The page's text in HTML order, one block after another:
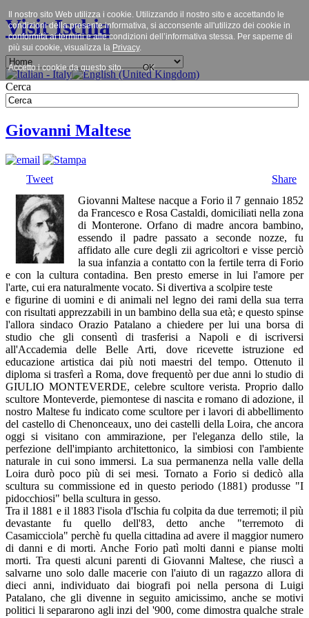
Visit Ischia
Cerca
Giovanni Maltese
Tweet
Share
Giovanni Maltese nacque a Forio il 7 gennaio 1852
da Francesco e Rosa Castaldi, domiciliati nella zona
di Monterone. Orfano di madre ancora bambino,
essendo il padre passato a seconde nozze, fu
affidato alle cure degli zii agricoltori e visse perciò
la sua infanzia a contatto con la fertile terra di Forio
e con la cultura contadina. Ben presto emerse in lui l'amore per
l'arte, cui era naturalmente vocato. Si divertiva a scolpire teste
e figurine di uomini e di animali nel legno dei rami della sua terra
con risultati apprezzabili in un bambino della sua età; e questo spinse
l'allora sindaco Orazio Patalano a chiedere per lui una borsa di
studio che gli consentì di trasferisi a Napoli e di iscriversi
all'Accademia delle Belle Arti, dove ricevette istruzione ed
educazione artistica dai più noti maestri del tempo. Ottenuto il
diploma si trasferì a Roma, dove frequentò per due anni lo studio di
GIULIO MONTEVERDE, celebre scultore verista. Proprio dallo
scultore Monteverde, piemontese di nascita e romano di adozione, il
nostro Maltese fu indicato come scultore per i lavori di abbellimento
del castello di Chenonceaux, uno dei castelli della Loira, che ancora
oggi si visitano con ammirazione, per l'eleganza dello stile, la
perfezione dell'impianto architettonico, la simbiosi con l'ambiente
naturale in cui sono immersi. La sua permanenza nella valle della
Loira durò poco più di sei mesi. Tornato a Forio si dedicò alla
scultura su commissione ed in questo periodo (1881) produsse "I
pidocchiosi" bella scultura in gesso.
Tra il 1881 e il 1883 l'isola d'Ischia fu colpita da due terremoti; il più
devastante fu quello dell'83, detto anche "terremoto di
Casamicciola" perchè fu quella cittadina ad avere il maggior numero
di danni e di morti. Anche Forio patì molti danni e pianse molti
morti. Tra questi alcuni parenti di Giovanni Maltese, che riuscì a
salvarne uno solo dalle macerie con l'aiuto di un ragazzo allora di
dieci anni, individuato dai biografi poi nella persona di Luigi
Patalano, che gli divenne in seguito amicissimo, anche se motivi
politici li separarono agli inzi del '900, come dimostra qualche strale
Il nostro sito Web utilizza i cookie. Utilizzando il nostro sito e accettando le
condizioni della presente informativa, si acconsente all'utilizzo dei cookie in
conformità ai termini e alle condizioni dell’informativa stessa. Per saperne di
più sui cookie, visualizza la Privacy.
Accetto i cookie da questo sito. OK